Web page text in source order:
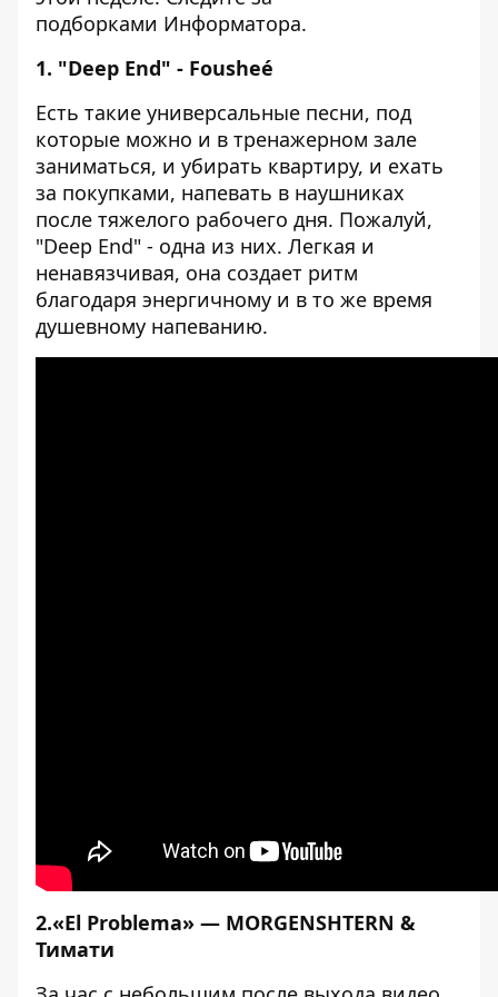
подборками Информатора.
1. "Deep End" - Fousheé
Есть такие универсальные песни, под
которые можно и в тренажерном зале
заниматься, и убирать квартиру, и ехать
за покупками, напевать в наушниках
после тяжелого рабочего дня. Пожалуй,
"Deep End" - одна из них. Легкая и
ненавязчивая, она создает ритм
благодаря энергичному и в то же время
душевному напеванию.
2.«El Problema» — MORGENSHTERN &
Тимати